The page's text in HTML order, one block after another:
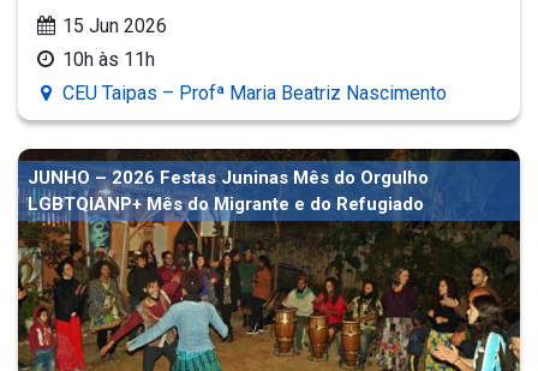
15 Jun 2026
10h às 11h
CEU Taipas – Profª Maria Beatriz Nascimento
JUNHO – 2026 Festas Juninas Mês do Orgulho
LGBTQIANP+ Mês do Migrante e do Refugiado